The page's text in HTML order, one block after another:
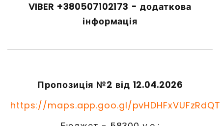
VIBER +380507102173 - додаткова
інформація
Пропозиція №2 від 12.04.2026
https://maps.app.goo.gl/